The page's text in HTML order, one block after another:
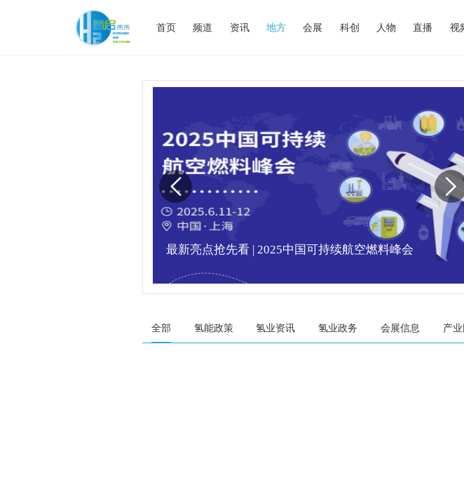
首页 频道 资讯 地方 会展 科创 人物 直播 视
最新亮点抢先看 | 2025中国可持续航空燃料峰会
全部 氢能政策 氢业资讯 氢业政务 会展信息 产